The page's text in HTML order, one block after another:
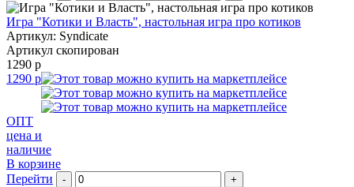
Игра "Котики и Власть", настольная игра про котиков
Артикул: Syndicate
Артикул скопирован
1290 р
1290 р
ОПТ
цена и
наличие
В корзине
Перейти
- +